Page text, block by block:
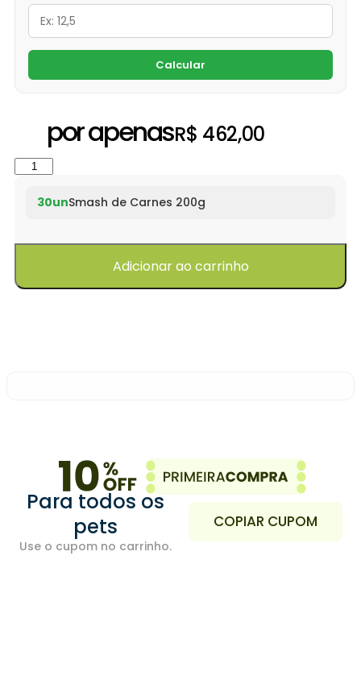
Calcular
por apenasR$ 462,00
30unSmash de Carnes 200g
Adicionar ao carrinho
Para todos os
pets
Use o cupom no carrinho.
COPIAR CUPOM